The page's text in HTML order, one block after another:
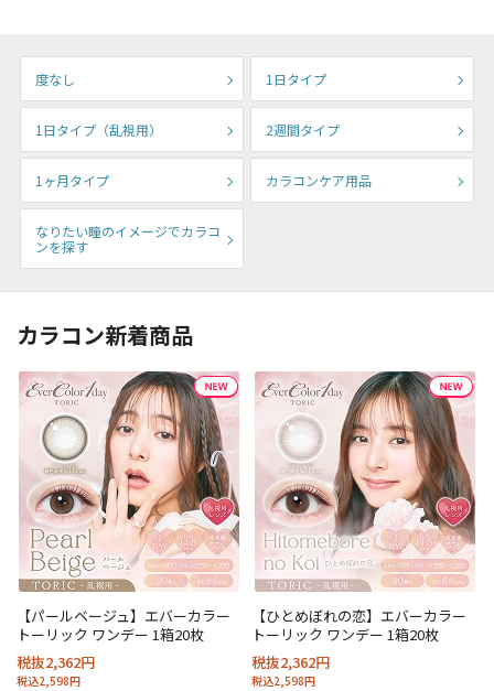
度なし 1日タイプ
1日タイプ（乱視用） 2週間タイプ
1ヶ月タイプ カラコンケア用品
なりたい瞳のイメージでカラコ
ンを探す
カラコン新着商品
【パールベージュ】エバーカラー
トーリック ワンデー 1箱20枚
税抜2,362円
税込2,598円
【ひとめぼれの恋】エバーカラー
トーリック ワンデー 1箱20枚
税抜2,362円
税込2,598円